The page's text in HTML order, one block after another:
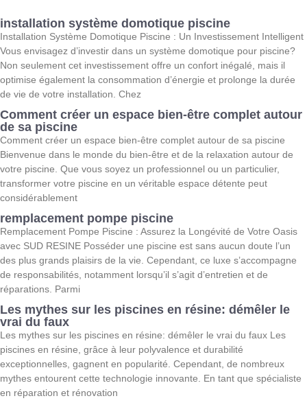
installation système domotique piscine
Installation Système Domotique Piscine : Un Investissement Intelligent
Vous envisagez d’investir dans un système domotique pour piscine?
Non seulement cet investissement offre un confort inégalé, mais il
optimise également la consommation d’énergie et prolonge la durée
de vie de votre installation. Chez
Comment créer un espace bien-être complet autour
de sa piscine
Comment créer un espace bien-être complet autour de sa piscine
Bienvenue dans le monde du bien-être et de la relaxation autour de
votre piscine. Que vous soyez un professionnel ou un particulier,
transformer votre piscine en un véritable espace détente peut
considérablement
remplacement pompe piscine
Remplacement Pompe Piscine : Assurez la Longévité de Votre Oasis
avec SUD RESINE Posséder une piscine est sans aucun doute l’un
des plus grands plaisirs de la vie. Cependant, ce luxe s’accompagne
de responsabilités, notamment lorsqu’il s’agit d’entretien et de
réparations. Parmi
Les mythes sur les piscines en résine: démêler le
vrai du faux
Les mythes sur les piscines en résine: démêler le vrai du faux Les
piscines en résine, grâce à leur polyvalence et durabilité
exceptionnelles, gagnent en popularité. Cependant, de nombreux
mythes entourent cette technologie innovante. En tant que spécialiste
en réparation et rénovation